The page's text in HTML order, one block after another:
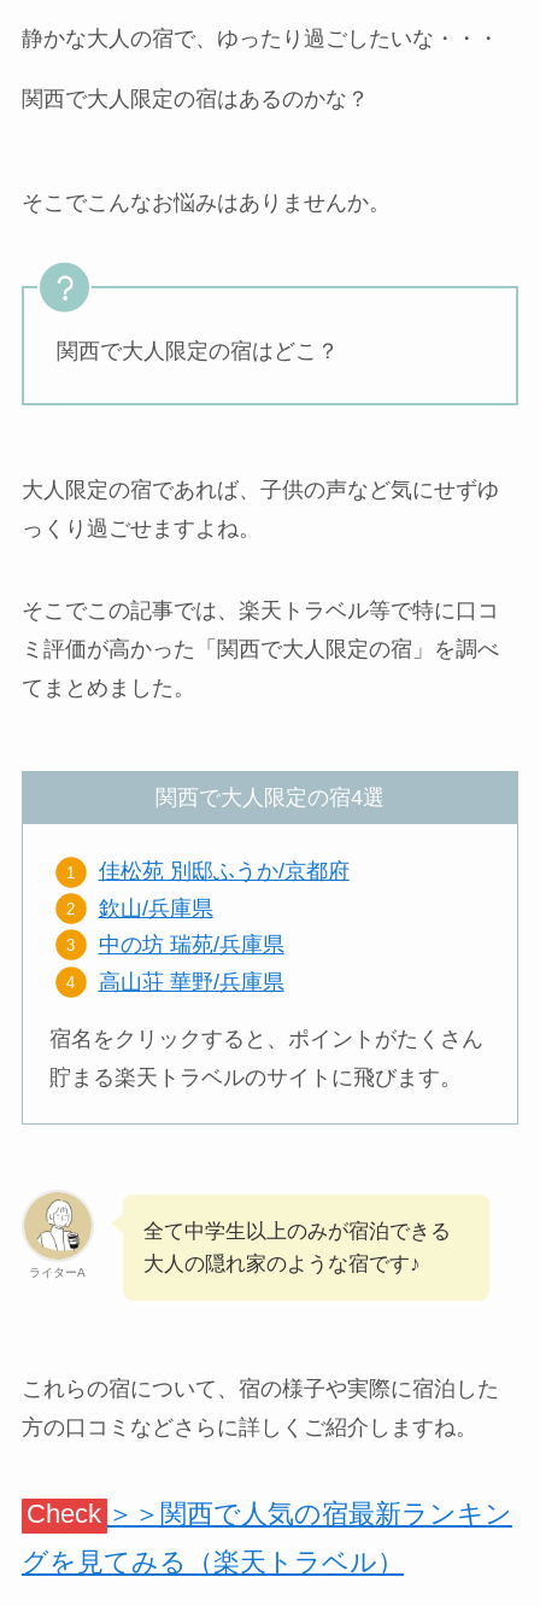
静かな大人の宿で、ゆったり過ごしたいな・・・
関西で大人限定の宿はあるのかな？
そこでこんなお悩みはありませんか。
関西で大人限定の宿はどこ？
大人限定の宿であれば、子供の声など気にせずゆ
っくり過ごせますよね。
そこでこの記事では、楽天トラベル等で特に口コ
ミ評価が高かった「関西で大人限定の宿」を調べ
てまとめました。
関西で大人限定の宿4選
佳松苑 別邸ふうか/京都府
欽山/兵庫県
中の坊 瑞苑/兵庫県
高山荘 華野/兵庫県
宿名をクリックすると、ポイントがたくさん
貯まる楽天トラベルのサイトに飛びます。
ライターA
全て中学生以上のみが宿泊できる
大人の隠れ家のような宿です♪
これらの宿について、宿の様子や実際に宿泊した
方の口コミなどさらに詳しくご紹介しますね。
Check ＞＞関西で人気の宿最新ランキン
グを見てみる（楽天トラベル）